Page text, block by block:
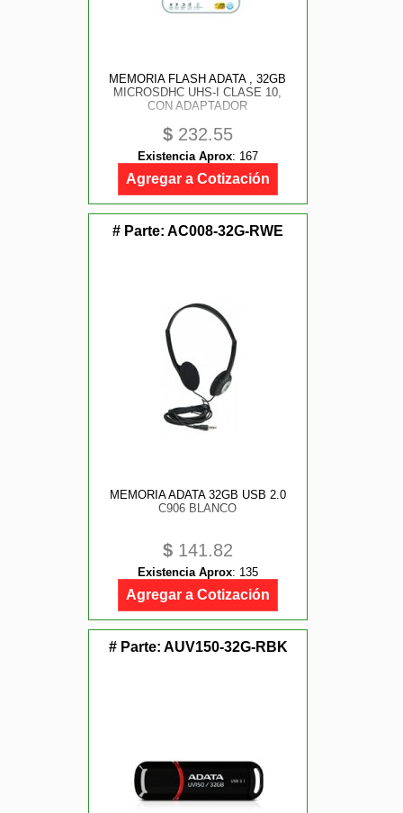
MEMORIA FLASH ADATA , 32GB
MICROSDHC UHS-I CLASE 10,
CON ADAPTADOR
$ 232.55
Existencia Aprox: 167
Agregar a Cotización
# Parte: AC008-32G-RWE
MEMORIA ADATA 32GB USB 2.0
C906 BLANCO
$ 141.82
Existencia Aprox: 135
Agregar a Cotización
# Parte: AUV150-32G-RBK